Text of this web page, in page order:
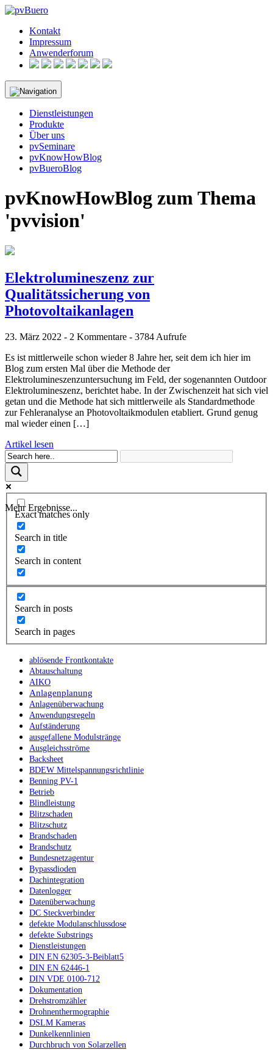
Skip
contentKontakt
Impressum
Anwenderforum
Dienstleistungen
Produkte
Über uns
pvSeminare
pvKnowHowBlog
pvBueroBlog
pvKnowHowBlog zum Thema
'pvvision'
Elektrolumineszenz zur
Qualitätssicherung von
Photovoltaikanlagen
23. März 2022 - 2 Kommentare - 3784 Aufrufe
Es ist mittlerweile schon wieder 8 Jahre her, seit dem ich hier im
Blog zum ersten Mal über die Methode der
Elektrolumineszenzuntersuchung im Feld, der sogenannten Outdoor
Elektrolumineszenz, berichtet habe. In der Zwischenzeit hat sich viel
getan und die Methode hat sich mittlerweile als Standardmethode
zur Fehleranalyse an Photovoltaikmodulen etabliert. Grund genug
mal wieder einen […]
Artikel lesen
Mehr Ergebnisse...
Exact matches only
Search in title
Search in content
Search in posts
Search in pages
ablösende Frontkontakte
Abtauschaltung
AIKO
Anlagenplanung
Anlagenüberwachung
Anwendungsregeln
Aufständerung
ausgefallene Modulstränge
Ausgleichsströme
Backsheet
BDEW Mittelspannungsrichtlinie
Benning PV-1
Betrieb
Blindleistung
Blitzschaden
Blitzschutz
Brandschaden
Brandschutz
Bundesnetzagentur
Bypassdioden
Dachintegration
Datenlogger
Datenüberwachung
DC Steckverbinder
defekte Modulanschlussdose
defekte Substrings
Dienstleistungen
DIN EN 62305-3-Beiblatt5
DIN EN 62446-1
DIN VDE 0100-712
Dokumentation
Drehstromzähler
Drohnenthermographie
DSLM Kameras
Dunkelkennlinien
Durchbruch von Solarzellen